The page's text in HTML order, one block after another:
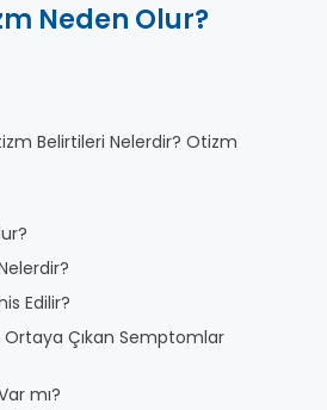
Neden Olur?
Belirtileri Nelerdir? Otizm
Edilir?
Çıkan Semptomlar
mı?